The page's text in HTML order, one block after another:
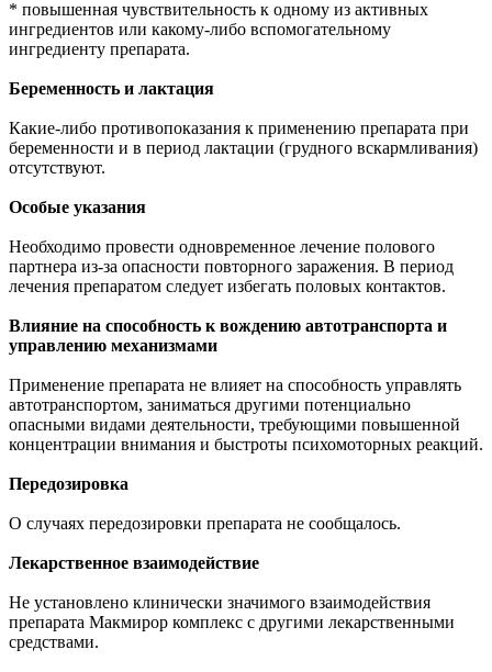
* повышенная чувствительность к одному из активных
ингредиентов или какому-либо вспомогательному
ингредиенту препарата.
Беременность и лактация
Какие-либо противопоказания к применению препарата при
беременности и в период лактации (грудного вскармливания)
отсутствуют.
Особые указания
Необходимо провести одновременное лечение полового
партнера из-за опасности повторного заражения. В период
лечения препаратом следует избегать половых контактов.
Влияние на способность к вождению автотранспорта и
управлению механизмами
Применение препарата не влияет на способность управлять
автотранспортом, заниматься другими потенциально
опасными видами деятельности, требующими повышенной
концентрации внимания и быстроты психомоторных реакций.
Передозировка
О случаях передозировки препарата не сообщалось.
Лекарственное взаимодействие
Не установлено клинически значимого взаимодействия
препарата Макмирор комплекс с другими лекарственными
средствами.